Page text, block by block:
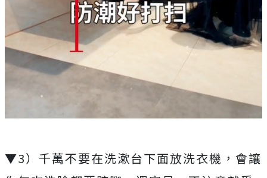
▼3）千萬不要在洗漱台下面放洗衣機，會讓